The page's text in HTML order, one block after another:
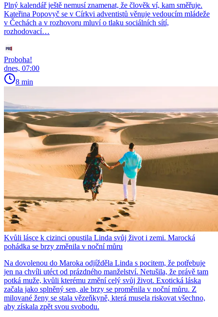
Plný kalendář ještě nemusí znamenat, že člověk ví, kam směřuje.
Kateřina Popovyč se v Církvi adventistů věnuje vedoucím mládeže
v Čechách a v rozhovoru mluví o tlaku sociálních sítí,
rozhodovací…
Proboha!
dnes, 07:00
8 min
Kvůli lásce k cizinci opustila Linda svůj život i zemi. Marocká
pohádka se brzy změnila v noční můru
Na dovolenou do Maroka odjížděla Linda s pocitem, že potřebuje
jen na chvíli utéct od prázdného manželství. Netušila, že právě tam
potká muže, kvůli kterému změní celý svůj život. Exotická láska
začala jako splněný sen, ale brzy se proměnila v noční můru. Z
milované ženy se stala vězeňkyně, která musela riskovat všechno,
aby získala zpět svou svobodu.